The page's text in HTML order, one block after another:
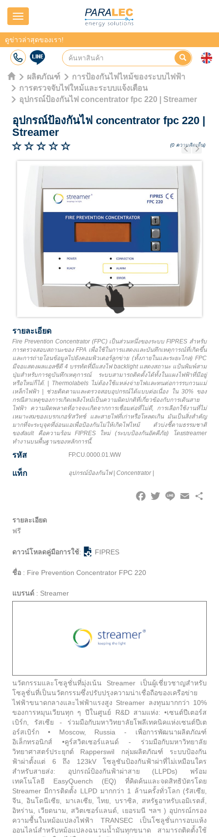
Navigation
ดูข่าวล่าสุดของเรา!
ผลิตภัณฑ์
การป้องกันไฟไหม้ของระบบไฟฟ้า
การตรวจจับไฟใหม้และระบบแจ้งเตือน
อุปกรณ์ป้องกันไฟ concentrator fpc 220 | Streamer
อุปกรณ์ป้องกันไฟ concentrator fpc 220 |
Streamer
(0 ความคิดเห็น)
Previous
Next
รายละเอียด
Fire Prevention Concentrator (FPC) เป็นส่วนหนึ่งของระบบ FIPRES สำหรับ
การตรวจสอบสถานะของ FPA เพื่อใช้ในการแสดงและบันทึกเหตุการณ์ที่เกิดขึ้น
และการถ่ายโอนข้อมูลไปยังคอมพิวเตอร์ลูกข่าย (ทั้งภายในและระยะไกล) FPC
มีจอแสดงผลแอลซีดี 4 บรรทัดที่มีแสงไฟ backlight แสดงสถานะ แป้นพิมพ์สาม
ปุ่มสำหรับการดูบันทึกเหตุการณ์ ระบบสามารถติดตั้งได้ทั้งในแผงไฟฟ้าที่มีอยู่
หรือใหม่ก็ได้. | Thermolabels ไม่ต้องใช้แหล่งจ่ายไฟและทนต่อการรบกวนแม่
เหล็กไฟฟ้า | ช่วยติดตามและตรวจสอบอุปกรณ์ได้แบบต่อเนื่อง ใน 30% ของ
กรณีสาเหตุของการเกิดเพลิงไหม้เป็นความผิดปกติที่เกี่ยวข้องกับการเดินสาย
ไฟฟ้า ความผิดพลาดที่อาจจะเกิดจากการเชื่อมต่อที่ไม่ดี, การเลือกใช้งานที่ไม่
เหมาะสมของเบรกเกอร์/สวิทช์ และสายไฟที่เก่าหรือโหลดเกิน มันเป็นสิ่งสำคัญ
มากที่จะระบุจุดที่อ่อนแอเพื่อป้องกันไม่ให้เกิดไฟไหม้ ตัวบ่งชี้ตามธรรมชาติ
ของfault คือความร้อน FIPRES ใหม่ (ระบบป้องกันอัคคีภัย) โดยstreamer
ทำงานบนพื้นฐานของหลักการนี้.
รหัส FP.CU.0000.01.WW
แท็ก อุปกรณ์ป้องกันไฟ| Concentrator|
รายละเอียด
ฟรี
ดาวน์โหลดคู่มือการใช้: FIPRES
ชื่อ : Fire Prevention Concentrator FPC 220
แบรนด์ : Streamer
นวัตกรรมและโซลูชั่นที่มุ่งเน้น Streamer เป็นผู้เชี่ยวชาญสำหรับ
โซลูชั่นที่เป็นนวัตกรรมซึ่งปรับปรุงความน่าเชื่อถือของเครือข่าย
ไฟฟ้าขนาดกลางและไฟฟ้าแรงสูง Streamer ลงทุนมากกว่า 10%
ของการหมุนเวียนทุก ๆ ปีในศูนย์ R&D สามแห่ง: •เซนต์ปีเตอร์ส
เบิร์ก, รัสเซีย - ร่วมมือกับมหาวิทยาลัยโพลีเทคนิคแห่งเซนต์ปีเต
อร์สเบิร์ก • Moscow, Russia - เพื่อการพัฒนาผลิตภัณฑ์
อิเล็กทรอนิกส์ •คูร์สวิตเซอร์แลนด์ - ร่วมมือกับมหาวิทยาลัย
วิทยาศาสตร์ประยุกต์ Rapperswil กลุ่มผลิตภัณฑ์ ระบบป้องกัน
ฟ้าผ่าตั้งแต่ 6 ถึง 123kV โซลูชันป้องกันฟ้าผ่าที่ไม่เหมือนใคร
สำหรับสายส่ง: อุปกรณ์ป้องกันฟ้าผ่าสาย (LLPDs) พร้อม
เทคโนโลยี EasyQuench (EQ) ที่คิดค้นและจดสิทธิบัตรโดย
Streamer มีการติดตั้ง LLPD มากกว่า 1 ล้านครั้งทั่วโลก (รัสเซีย,
จีน, อินโดนีเซีย, มาเลเซีย, ไทย, บราซิล, สหรัฐอาหรับเอมิเรตส์,
อิหร่าน, เวียดนาม, สวิตเซอร์แลนด์, เยอรมนี ฯลฯ ) อุปกรณ์กรอง
ความชื้นในหม้อแปลงไฟฟ้า TRANSEC เป็นโซลูชั่นการอบแห้ง
ออนไลน์สำหรับหม้อแปลงฉนวนน้ำมันทุกขนาด สามารถติดตั้งใช้